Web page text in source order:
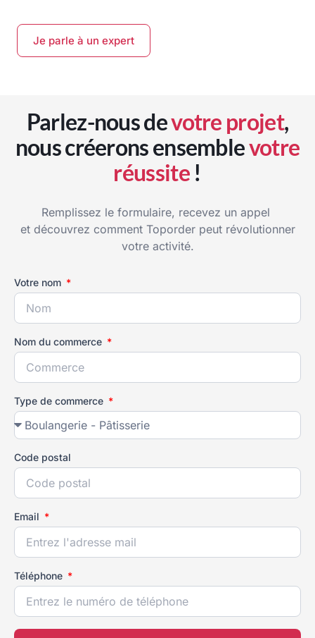
Je parle à un expert
Parlez-nous devotre projet,
nous créerons ensemblevotre
réussite!
Remplissez le formulaire, recevez un appel
et découvrez comment Toporder peut révolutionner
votre activité.
Votre nom
Nom du commerce
Type de commerce
Code postal
Email
Téléphone